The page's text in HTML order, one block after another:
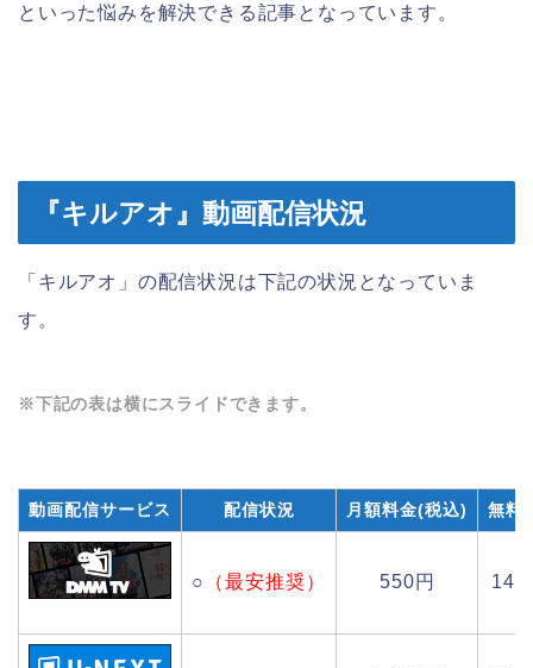
といった悩みを解決できる記事となっています。
『キルアオ』動画配信状況
「キルアオ」の配信状況は下記の状況となっていま
す。
※下記の表は横にスライドできます。
動画配信サービス 配信状況 月額料金(税込) 無料
○ （最安推奨） 550円 14